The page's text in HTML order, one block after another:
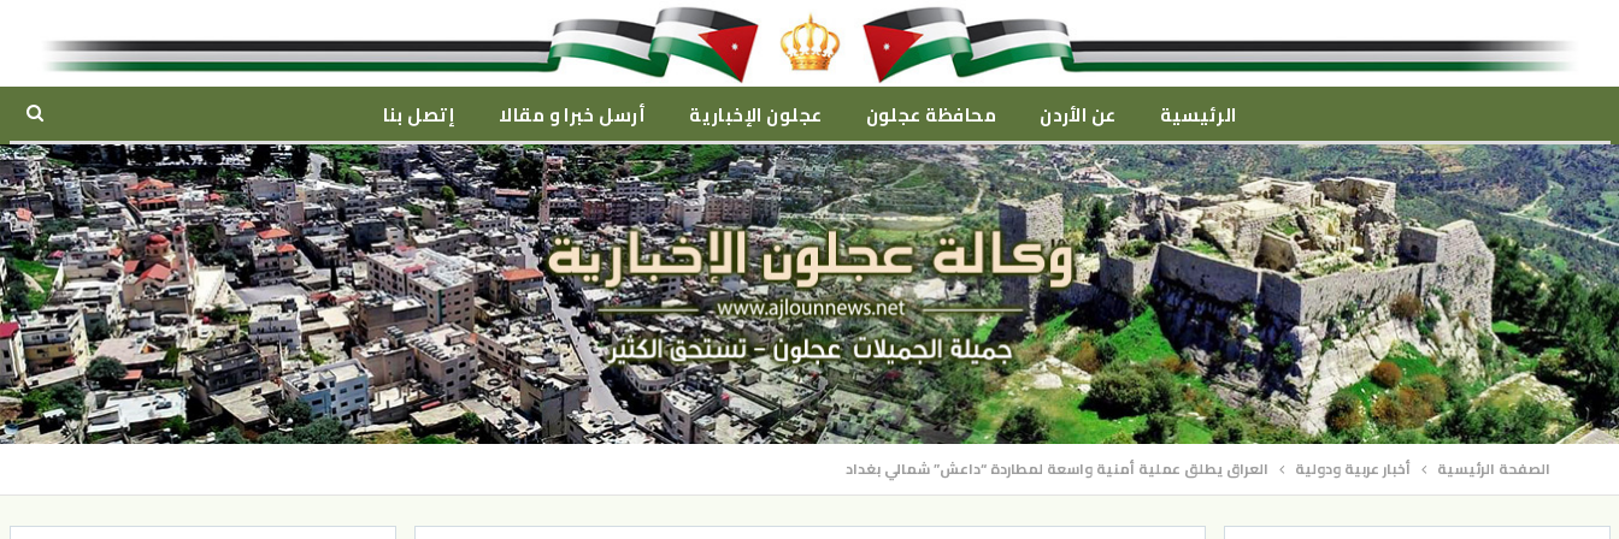
الرئيسية عن الأردن محافظة عجلون عجلون الإخبارية أرسل خبرا و مقالا إتصل بنا
الصفحة الرئيسية أخبار عربية ودولية العراق يطلق عملية أمنية واسعة لمطاردة “داعش” شمالي بغداد